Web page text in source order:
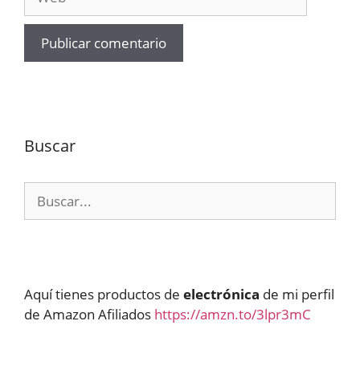
Buscar
Aquí tienes productos de electrónica de mi perfil
de Amazon Afiliados https://amzn.to/3lpr3mC